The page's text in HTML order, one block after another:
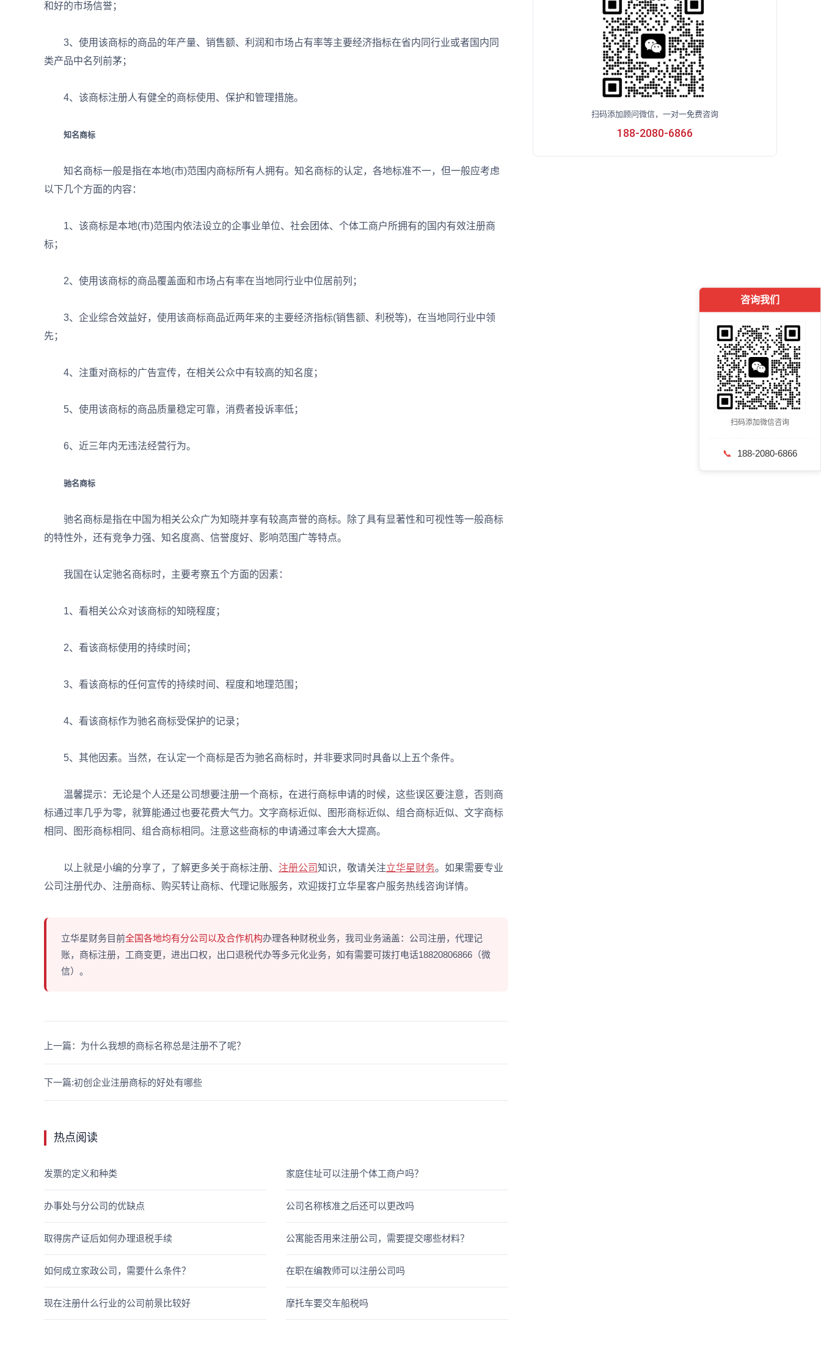
和好的市场信誉；
3、使用该商标的商品的年产量、销售额、利润和市场占有率等主要经济指标在省内同行业或者国内同
类产品中名列前茅；
4、该商标注册人有健全的商标使用、保护和管理措施。
知名商标
知名商标一般是指在本地(市)范围内商标所有人拥有。知名商标的认定，各地标准不一，但一般应考虑
以下几个方面的内容：
1、该商标是本地(市)范围内依法设立的企事业单位、社会团体、个体工商户所拥有的国内有效注册商
标；
2、使用该商标的商品覆盖面和市场占有率在当地同行业中位居前列；
3、企业综合效益好，使用该商标商品近两年来的主要经济指标(销售额、利税等)，在当地同行业中领
先；
4、注重对商标的广告宣传，在相关公众中有较高的知名度；
5、使用该商标的商品质量稳定可靠，消费者投诉率低；
6、近三年内无违法经营行为。
驰名商标
驰名商标是指在中国为相关公众广为知晓并享有较高声誉的商标。除了具有显著性和可视性等一般商标
的特性外，还有竞争力强、知名度高、信誉度好、影响范围广等特点。
我国在认定驰名商标时，主要考察五个方面的因素：
1、看相关公众对该商标的知晓程度；
2、看该商标使用的持续时间；
3、看该商标的任何宣传的持续时间、程度和地理范围；
4、看该商标作为驰名商标受保护的记录；
5、其他因素。当然，在认定一个商标是否为驰名商标时，并非要求同时具备以上五个条件。
温馨提示：无论是个人还是公司想要注册一个商标，在进行商标申请的时候，这些误区要注意，否则商
标通过率几乎为零，就算能通过也要花费大气力。文字商标近似、图形商标近似、组合商标近似、文字商标
相同、图形商标相同、组合商标相同。注意这些商标的申请通过率会大大提高。
以上就是小编的分享了，了解更多关于商标注册、 注册公司知识，敬请关注立华星财务。如果需要专业
公司注册代办、注册商标、购买转让商标、代理记账服务，欢迎拨打立华星客户服务热线咨询详情。
立华星财务目前全国各地均有分公司以及合作机构办理各种财税业务，我司业务涵盖：公司注册，代理记
账，商标注册，工商变更，进出口权，出口退税代办等多元化业务，如有需要可拨打电话18820806866（微
信）。
下一篇:初创企业注册商标的好处有哪些
上一篇：为什么我想的商标名称总是注册不了呢？
热点阅读
发票的定义和种类 家庭住址可以注册个体工商户吗？
办事处与分公司的优缺点 公司名称核准之后还可以更改吗
取得房产证后如何办理退税手续 公寓能否用来注册公司，需要提交哪些材料？
如何成立家政公司，需要什么条件？ 在职在编教师可以注册公司吗
现在注册什么行业的公司前景比较好 摩托车要交车船税吗
扫码添加顾问微信，一对一免费咨询
188-2080-6866
咨询我们
扫码添加微信咨询
📞 188-2080-6866